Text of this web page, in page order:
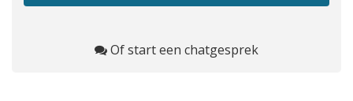
Of start een chatgesprek